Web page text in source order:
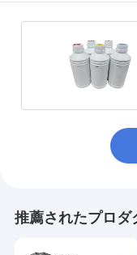
推薦されたプロダ